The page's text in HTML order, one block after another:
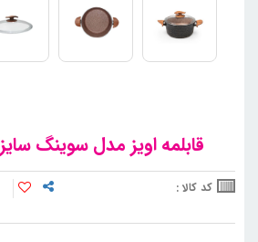
قابلمه اویز مدل سوینگ سایز 26
کد کالا :